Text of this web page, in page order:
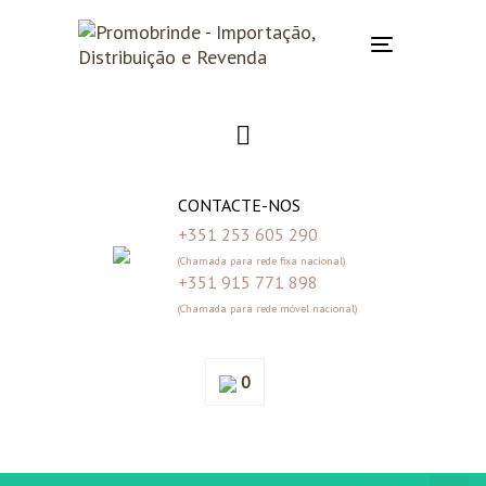
Toggle
CONTACTE-NOS
+351 253 605 290
(Chamada para rede fixa nacional)
+351 915 771 898
(Chamada para rede móvel nacional)
0